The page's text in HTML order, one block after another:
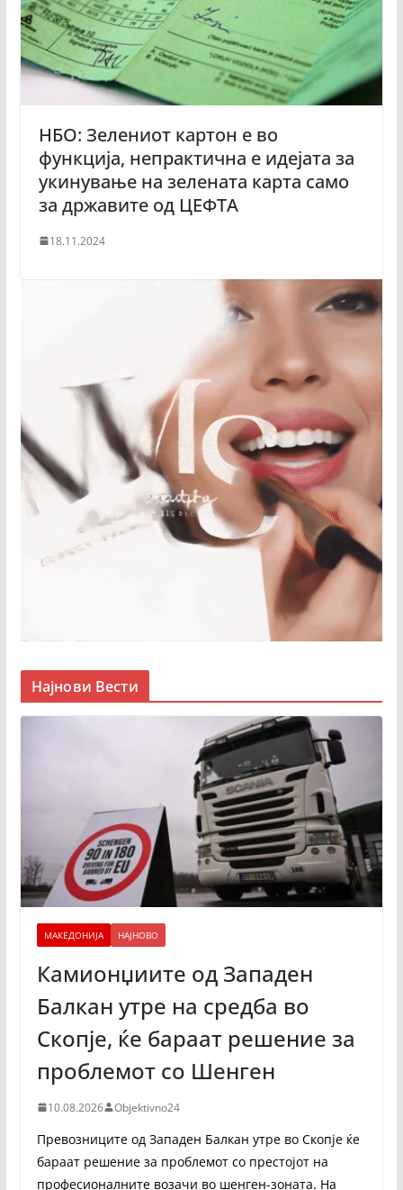
НБO: Зелениот картон е во
функција, непрактична е идејата за
укинување на зелената карта само
за државите од ЦЕФТА
18.11.2024
Најнови Вести
МАКЕДОНИЈА НАЈНОВО
Камионџиите од Западен
Балкан утре на средба во
Скопје, ќе бараат решение за
проблемот со Шенген
10.08.2026 Objektivno24
Превозниците од Западен Балкан утре во Скопје ќе
бараат решение за проблемот со престојот на
професионалните возачи во шенген-зоната. На